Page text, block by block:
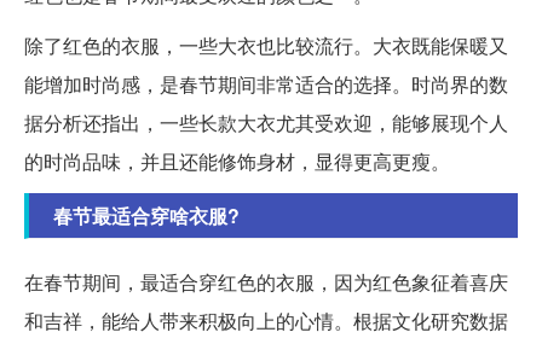
除了红色的衣服，一些大衣也比较流行。大衣既能保暖又
能增加时尚感，是春节期间非常适合的选择。时尚界的数
据分析还指出，一些长款大衣尤其受欢迎，能够展现个人
的时尚品味，并且还能修饰身材，显得更高更瘦。
春节最适合穿啥衣服?
在春节期间，最适合穿红色的衣服，因为红色象征着喜庆
和吉祥，能给人带来积极向上的心情。根据文化研究数据